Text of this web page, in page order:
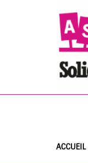
ACCUEIL